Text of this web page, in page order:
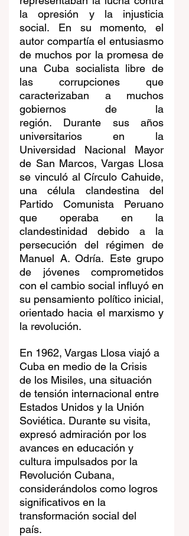
la opresión y la injusticia
social. En su momento, el
autor compartía el entusiasmo
de muchos por la promesa de
una Cuba socialista libre de
las corrupciones que
caracterizaban a muchos
gobiernos de la
región. Durante sus años
universitarios en la
Universidad Nacional Mayor
de San Marcos, Vargas Llosa
se vinculó al Círculo Cahuide,
una célula clandestina del
Partido Comunista Peruano
que operaba en la
clandestinidad debido a la
persecución del régimen de
Manuel A. Odría. Este grupo
de jóvenes comprometidos
con el cambio social influyó en
su pensamiento político inicial,
orientado hacia el marxismo y
la revolución. ​
En 1962, Vargas Llosa viajó a
Cuba en medio de la Crisis
de los Misiles, una situación
de tensión internacional entre
Estados Unidos y la Unión
Soviética. Durante su visita,
expresó admiración por los
avances en educación y
cultura impulsados por la
Revolución Cubana,
considerándolos como logros
significativos en la
transformación social del
país.